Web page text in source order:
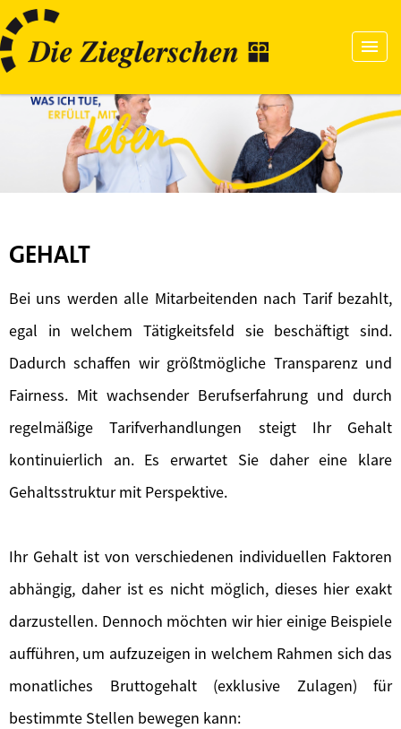
GEHALT
Bei uns werden alle Mitarbeitenden nach Tarif bezahlt,
egal in welchem Tätigkeitsfeld sie beschäftigt sind.
Dadurch schaffen wir größtmögliche Transparenz und
Fairness. Mit wachsender Berufserfahrung und durch
regelmäßige Tarifverhandlungen steigt Ihr Gehalt
kontinuierlich an. Es erwartet Sie daher eine klare
Gehaltsstruktur mit Perspektive.
Ihr Gehalt ist von verschiedenen individuellen Faktoren
abhängig, daher ist es nicht möglich, dieses hier exakt
darzustellen. Dennoch möchten wir hier einige Beispiele
aufführen, um aufzuzeigen in welchem Rahmen sich das
monatliches Bruttogehalt (exklusive Zulagen) für
bestimmte Stellen bewegen kann: